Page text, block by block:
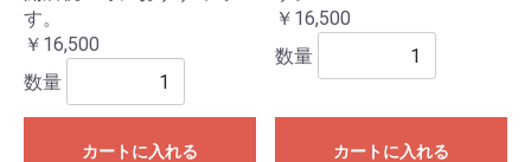
す。
￥16,500
数量
カートに入れる
￥16,500
数量
カートに入れる